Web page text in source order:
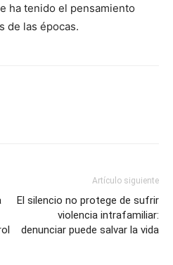
ha tenido el pensamiento
de las épocas.
Artículo siguiente
El silencio no protege de sufrir
violencia intrafamiliar:
denunciar puede salvar la vida